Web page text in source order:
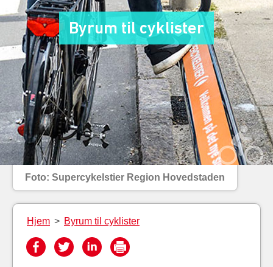
Byrum til cyklister
Foto: Supercykelstier Region Hovedstaden
Hjem > Byrum til cyklister